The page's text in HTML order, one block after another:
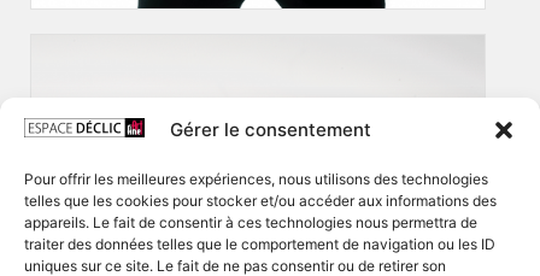
Gérer le consentement
Pour offrir les meilleures expériences, nous utilisons des technologies
telles que les cookies pour stocker et/ou accéder aux informations des
appareils. Le fait de consentir à ces technologies nous permettra de
traiter des données telles que le comportement de navigation ou les ID
uniques sur ce site. Le fait de ne pas consentir ou de retirer son